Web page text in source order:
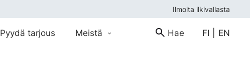
Ilmoita ilkivallasta
Pyydä tarjous Meistä Hae FI EN